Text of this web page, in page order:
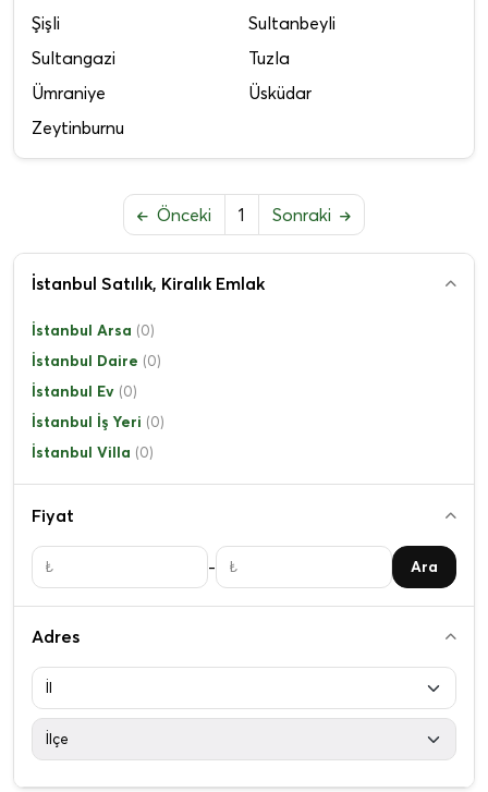
İstanbul Satılık, Kiralık Emlak
İstanbul Arsa (0)
İstanbul Daire (0)
İstanbul Ev (0)
İstanbul İş Yeri (0)
İstanbul Villa (0)
Fiyat
- Ara
Adres
Şişli
Sultanbeyli
Sultangazi
Tuzla
Ümraniye
Üsküdar
Zeytinburnu
Önceki 1 Sonraki